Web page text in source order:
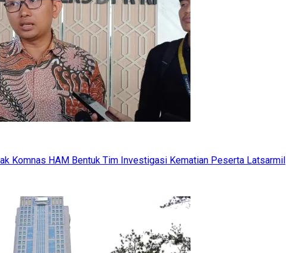
Komnas HAM Bentuk Tim Investigasi Kematian Peserta Latsarmil